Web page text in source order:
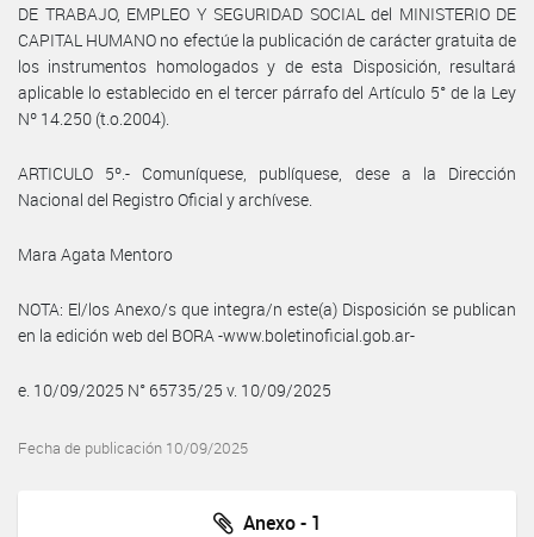
DE TRABAJO, EMPLEO Y SEGURIDAD SOCIAL del MINISTERIO DE
CAPITAL HUMANO no efectúe la publicación de carácter gratuita de
los instrumentos homologados y de esta Disposición, resultará
aplicable lo establecido en el tercer párrafo del Artículo 5° de la Ley
Nº 14.250 (t.o.2004).
ARTICULO 5º.- Comuníquese, publíquese, dese a la Dirección
Nacional del Registro Oficial y archívese.
Mara Agata Mentoro
NOTA: El/los Anexo/s que integra/n este(a) Disposición se publican
en la edición web del BORA -www.boletinoficial.gob.ar-
e. 10/09/2025 N° 65735/25 v. 10/09/2025
Fecha de publicación 10/09/2025
Anexo - 1